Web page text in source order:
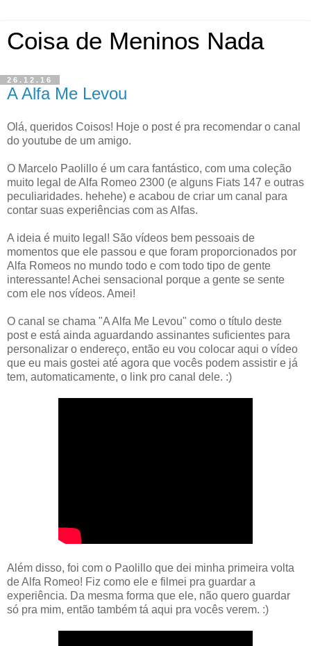
Coisa de Meninos Nada
26.12.16
A Alfa Me Levou
Olá, queridos Coisos! Hoje o post é pra recomendar o canal
do youtube de um amigo.
O Marcelo Paolillo é um cara fantástico, com uma coleção
muito legal de Alfa Romeo 2300 (e alguns Fiats 147 e outras
peculiaridades. hehehe) e acabou de criar um canal para
contar suas experiências com as Alfas.
A ideia é muito legal! São vídeos bem pessoais de
momentos que ele passou e que foram proporcionados por
Alfa Romeos no mundo todo e com todo tipo de gente
interessante! Achei sensacional porque a gente se sente
com ele nos vídeos. Amei!
O canal se chama "A Alfa Me Levou" como o título deste
post e está ainda aguardando assinantes suficientes para
personalizar o endereço, então eu vou colocar aqui o vídeo
que eu mais gostei até agora que vocês podem assistir e já
tem, automaticamente, o link pro canal dele. :)
Além disso, foi com o Paolillo que dei minha primeira volta
de Alfa Romeo! Fiz como ele e filmei pra guardar a
experiência. Da mesma forma que ele, não quero guardar
só pra mim, então também tá aqui pra vocês verem. :)